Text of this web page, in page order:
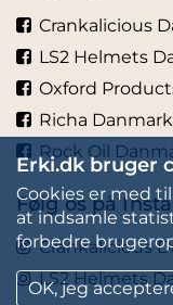
Crankalicious
LS2 Helmets
Oxford
Richa Danmark
Rock Oil
Følg os på
Crankalicious
LS2 Helmets
Erki.dk bruger
Cookies er med
at indsamle
forbedre
OK, jeg